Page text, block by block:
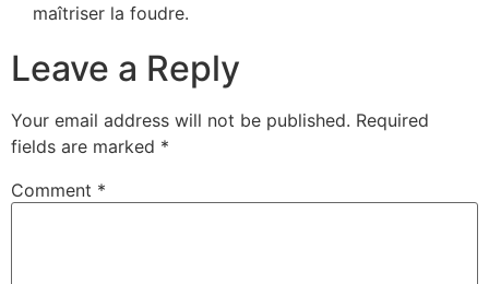
maîtriser la foudre.
Leave a Reply
Your email address will not be published. Required
fields are marked *
Comment *